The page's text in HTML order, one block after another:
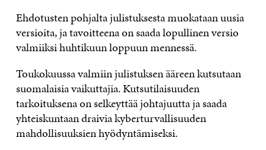
Ehdotusten pohjalta julistuksesta muokataan uusia
versioita, ja tavoitteena on saada lopullinen versio
valmiiksi huhtikuun loppuun mennessä.
Toukokuussa valmiin julistuksen ääreen kutsutaan
suomalaisia vaikuttajia. Kutsutilaisuuden
tarkoituksena on selkeyttää johtajuutta ja saada
yhteiskuntaan draivia kyberturvallisuuden
mahdollisuuksien hyödyntämiseksi.